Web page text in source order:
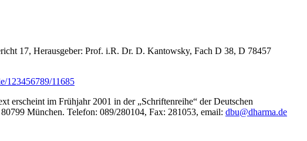
17, Herausgeber: Prof. i.R. Dr. D. Kantowsky, Fach D 38, D 78457
123456789/11685
erscheint im Frühjahr 2001 in der „Schriftenreihe“ der Deutschen
München. Telefon: 089/280104, Fax: 281053, email: dbu@dharma.de